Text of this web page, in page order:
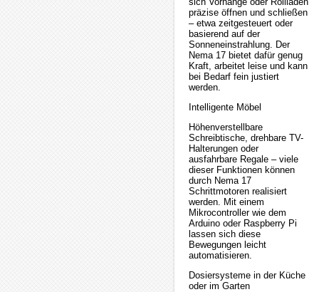
präzise öffnen und schließen
– etwa zeitgesteuert oder
basierend auf der
Sonneneinstrahlung. Der
Nema 17 bietet dafür genug
Kraft, arbeitet leise und kann
bei Bedarf fein justiert
werden.
Intelligente Möbel
Höhenverstellbare
Schreibtische, drehbare TV-
Halterungen oder
ausfahrbare Regale – viele
dieser Funktionen können
durch Nema 17
Schrittmotoren realisiert
werden. Mit einem
Mikrocontroller wie dem
Arduino oder Raspberry Pi
lassen sich diese
Bewegungen leicht
automatisieren.
Dosiersysteme in der Küche
oder im Garten